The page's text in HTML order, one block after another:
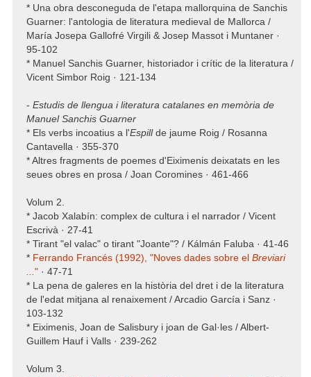
* Una obra desconeguda de l'etapa mallorquina de Sanchis
Guarner: l'antologia de literatura medieval de Mallorca /
María Josepa Gallofré Virgili & Josep Massot i Muntaner ·
95-102
* Manuel Sanchis Guarner, historiador i crític de la literatura /
Vicent Simbor Roig · 121-134
- Estudis de llengua i literatura catalanes en memòria de
Manuel Sanchis Guarner
* Els verbs incoatius a l'Espillde jaume Roig / Rosanna
Cantavella · 355-370
* Altres fragments de poemes d'Eiximenis deixatats en les
seues obres en prosa / Joan Coromines · 461-466
Volum 2.
* Jacob Xalabín: complex de cultura i el narrador / Vicent
Escrivà · 27-41
* Tirant "el valac" o tirant "Joante"? / Kálmán Faluba · 41-46
* Ferrando Francés (1992), "Noves dades sobre el Breviari
..." · 47-71
* La pena de galeres en la història del dret i de la literatura
de l'edat mitjana al renaixement / Arcadio García i Sanz ·
103-132
* Eiximenis, Joan de Salisbury i joan de Gal·les / Albert-
Guillem Hauf i Valls · 239-262
Volum 3.